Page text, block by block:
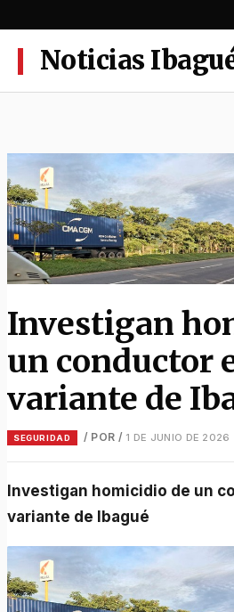
al
contenidoNoticias
Investigan
un conductor
variante de
SEGURIDAD / POR / 1 DE JUNIO DE 2026
Investigan homicidio de un conductor en la
variante de Ibagué